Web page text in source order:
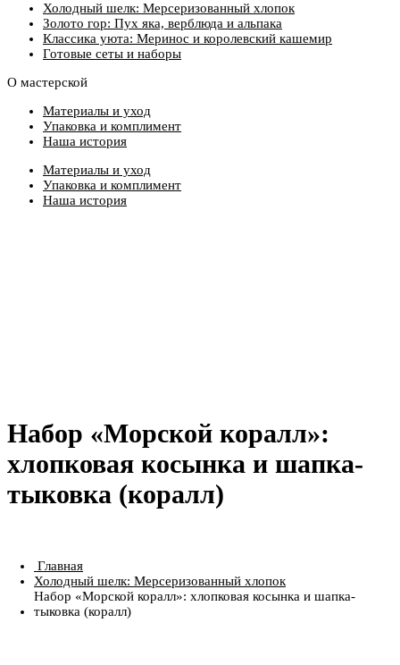
Холодный шелк: Мерсеризованный хлопок
Золото гор: Пух яка, верблюда и альпака
Классика уюта: Меринос и королевский кашемир
Готовые сеты и наборы
О мастерской
Материалы и уход
Упаковка и комплимент
Наша история
Материалы и уход
Упаковка и комплимент
Наша история
Набор «Морской коралл»:
хлопковая косынка и шапка-
тыковка (коралл)
Главная
Холодный шелк: Мерсеризованный хлопок
Набор «Морской коралл»: хлопковая косынка и шапка-
тыковка (коралл)